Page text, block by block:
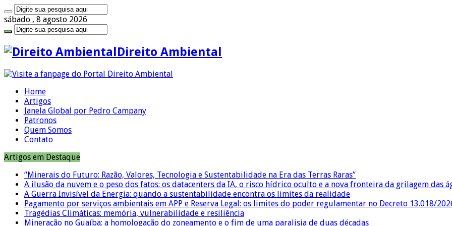
sábado , 8 agosto 2026
Direito Ambiental
Home
Artigos
Janela Global por Pedro Campany
Patronos
Quem Somos
Contato
Artigos em Destaque
“Minerais do Futuro: Razão, Valores, Tecnologia e Sustentabilidade na Era das Terras Raras”
A ilusão da nuvem e o peso dos fatos: os datacenters da IA, o risco hídrico oculto e a nova fronteira da grilagem das
A Guerra Invisível da Energia: quando a sustentabilidade encontra os limites da realidade
Pagamento por serviços ambientais em APP e Reserva Legal: os limites do poder regulamentar no Decreto 13.018/
Tragédias Climáticas: memória, vulnerabilidade e resiliência
Mineração no Guaíba: a homologação do zoneamento e o fim de uma paralisia de duas décadas